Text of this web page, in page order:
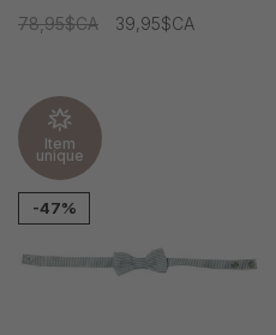
78,95$CA
39,95$CA
Item
unique
-47%